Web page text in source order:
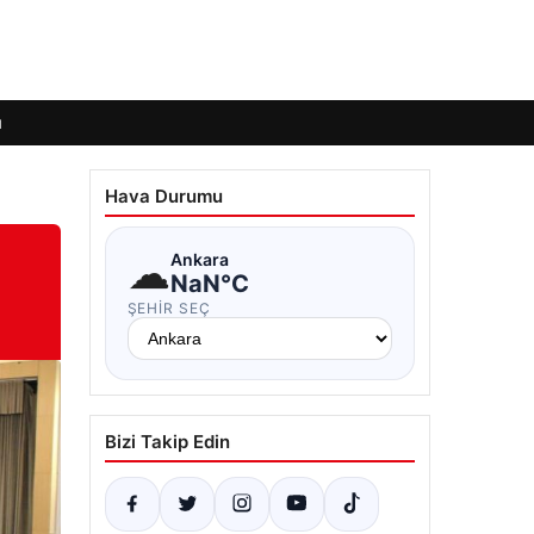
Hava Durumu
☁Ankara
NaN°C
ŞEHIR SEÇ
Bizi Takip Edin